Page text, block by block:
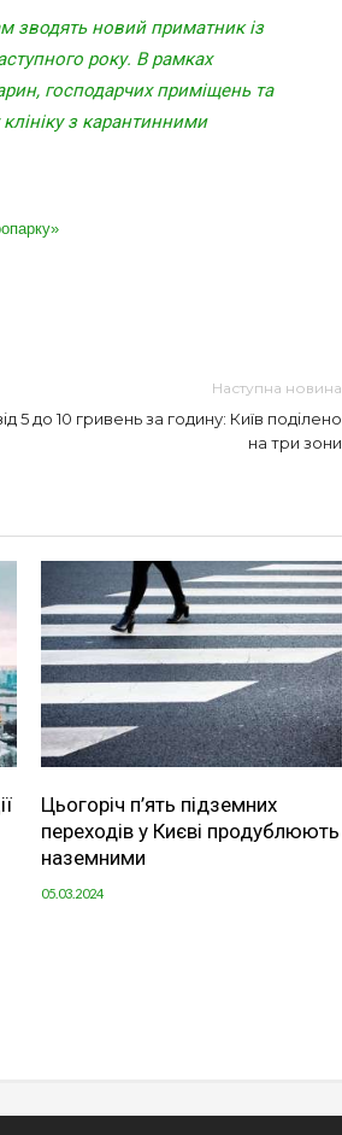
зводять новий приматник із
року. В рамках
господарчих приміщень та
з карантинними
Наступна новина
5 до 10 гривень за годину: Київ поділено
на три зони
Цьогоріч п’ять підземних
переходів у Києві продублюють
наземними
05.03.2024